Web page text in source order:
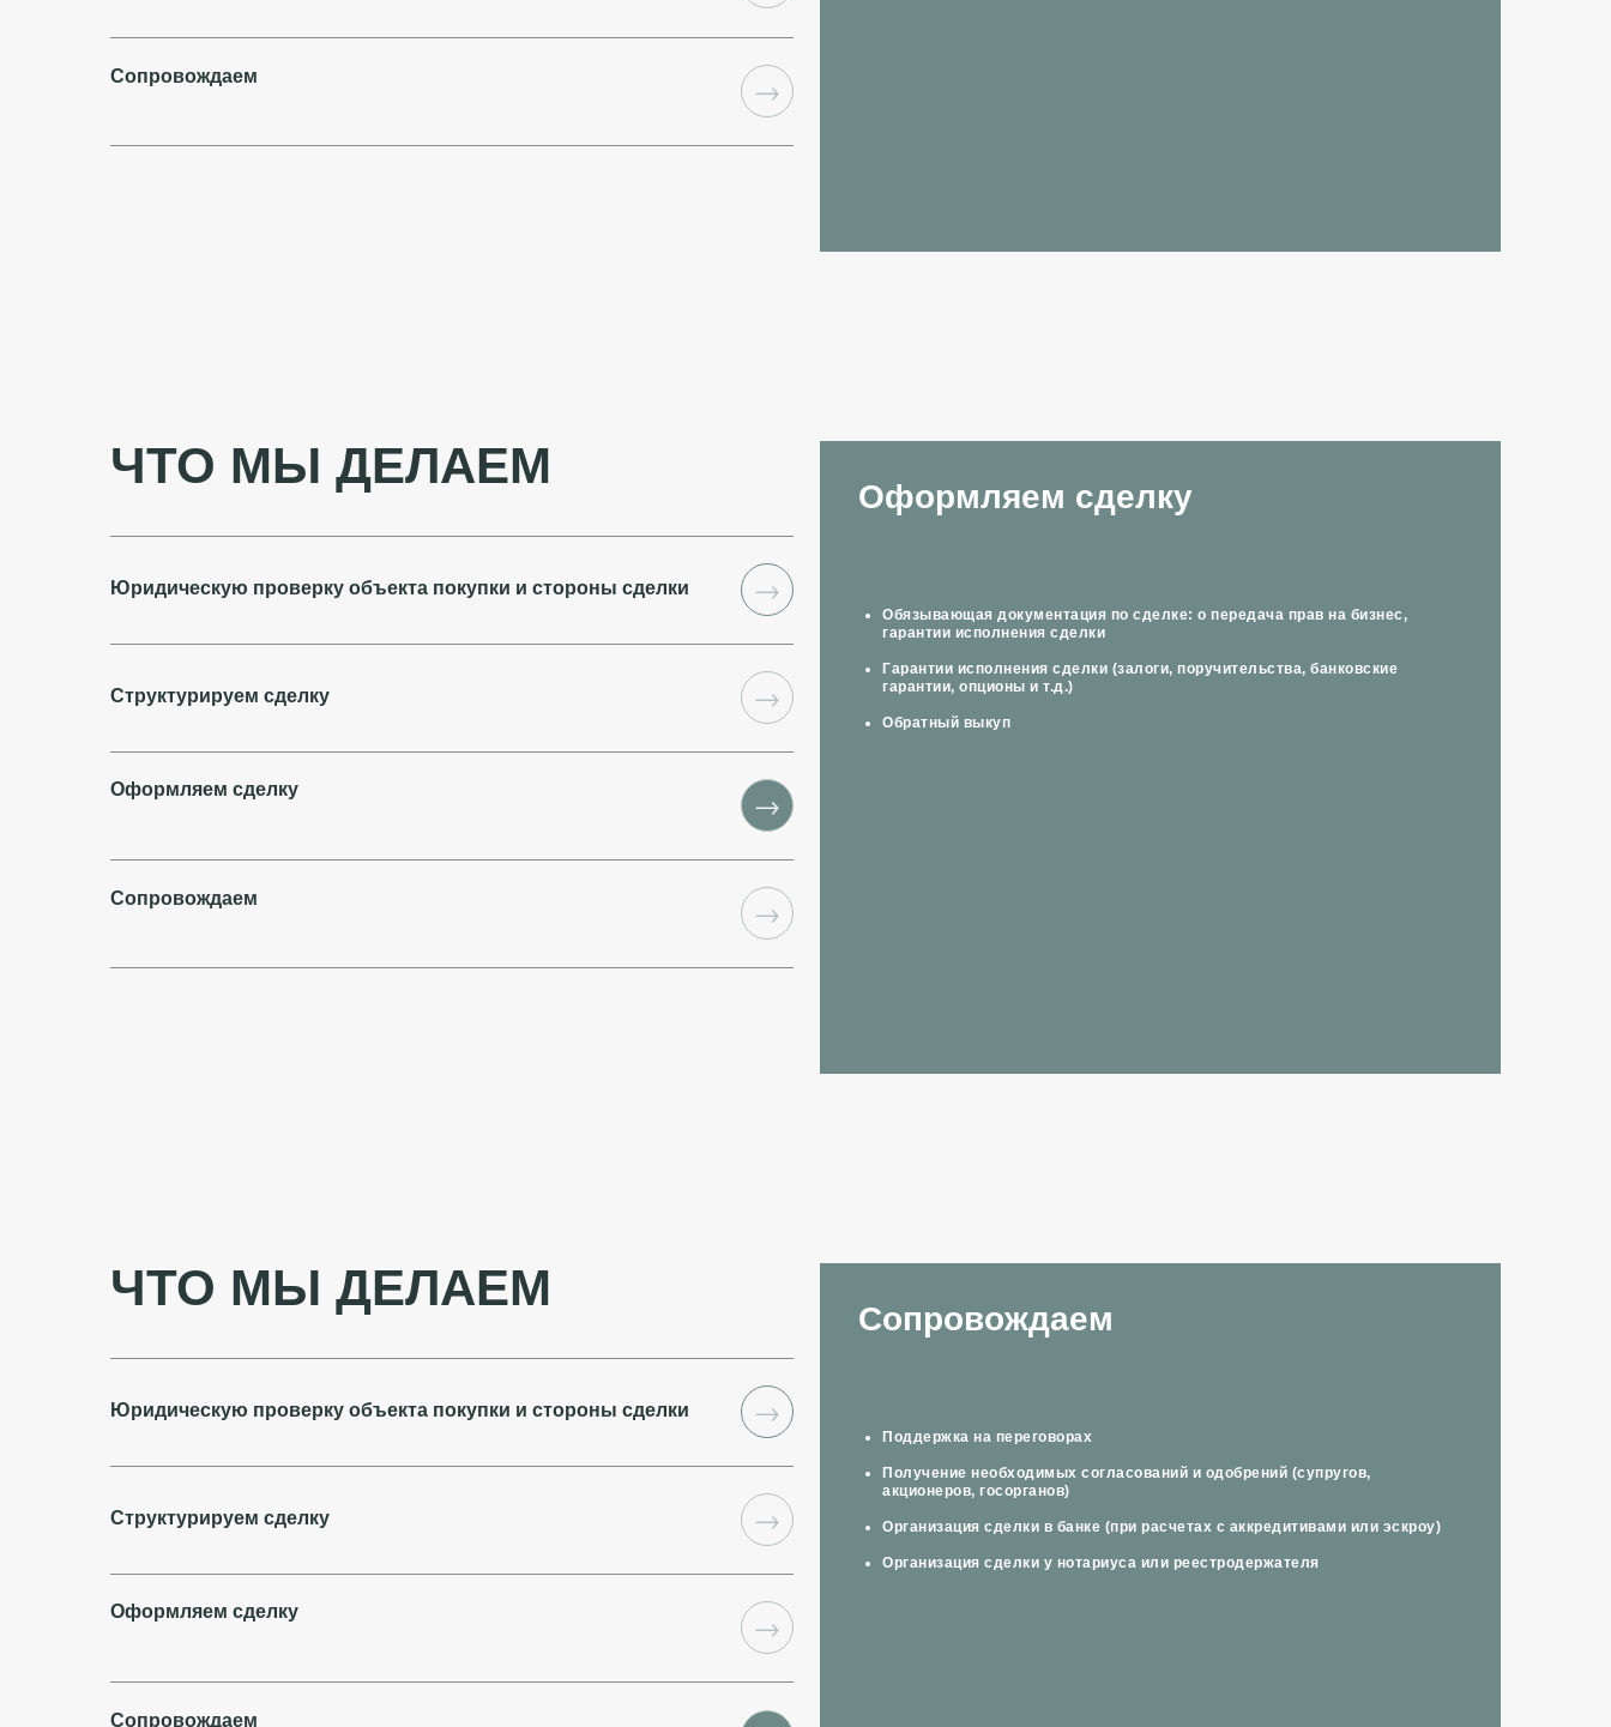
→
Сопровождаем
Оформляем сделку
Обязывающая документация по сделке: о передача прав на бизнес,
гарантии исполнения сделки
Гарантии исполнения сделки (залоги, поручительства, банковские
гарантии, опционы и т.д.)
Обратный выкуп
→
→
→
→
ЧТО МЫ ДЕЛАЕМ
Юридическую проверку объекта покупки и стороны сделки
Структурируем сделку
Оформляем сделку
Сопровождаем
Сопровождаем
Поддержка на переговорах
Получение необходимых согласований и одобрений (супругов,
акционеров, госорганов)
Организация сделки в банке (при расчетах с аккредитивами или эскроу)
Организация сделки у нотариуса или реестродержателя
→
→
→
ЧТО МЫ ДЕЛАЕМ
Юридическую проверку объекта покупки и стороны сделки
Структурируем сделку
Оформляем сделку
Сопровождаем